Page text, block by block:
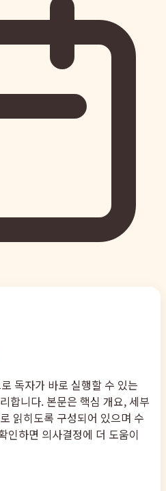
독자가 바로 실행할 수 있는
합니다. 본문은 핵심 개요, 세부
읽히도록 구성되어 있으며 수
인하면 의사결정에 더 도움이